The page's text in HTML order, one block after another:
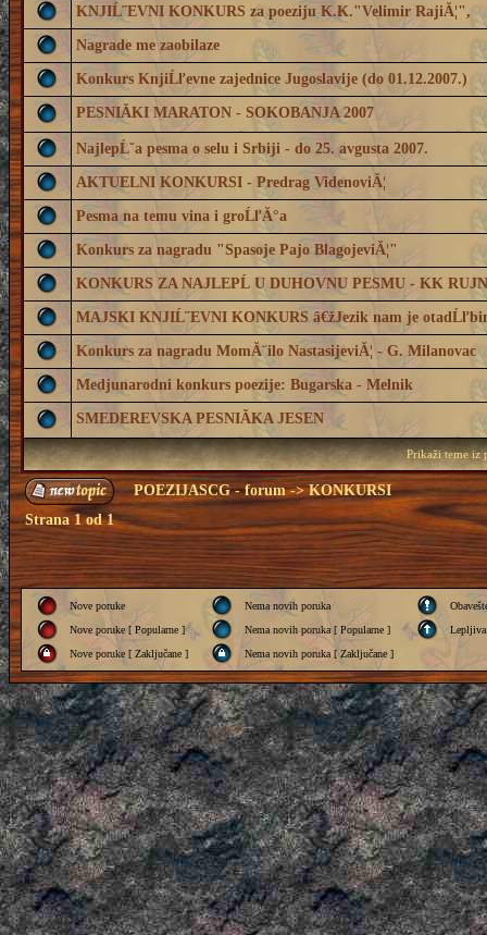
KNJIĹ˝EVNI KONKURS za poeziju K.K."Velimir RajiĂ¦",
Nagrade me zaobilaze
Konkurs KnjiĹľevne zajednice Jugoslavije (do 01.12.2007.)
PESNIĂKI MARATON - SOKOBANJA 2007
NajlepĹˇa pesma o selu i Srbiji - do 25. avgusta 2007.
AKTUELNI KONKURSI - Predrag VidenoviĂ¦
Pesma na temu vina i groĹľĂ°a
Konkurs za nagradu "Spasoje Pajo BlagojeviĂ¦"
KONKURS ZA NAJLEPĹ U DUHOVNU PESMU - KK
MAJSKI KNJIĹ˝EVNI KONKURS â€žJezik nam je
Konkurs za nagradu MomĂ¨ilo NastasijeviĂ¦ - G. Milanovac
Medjunarodni konkurs poezije: Bugarska - Melnik
SMEDEREVSKA PESNIĂKA JESEN
Prikaži teme iz
POEZIJASCG - forum->KONKURSI
Strana1od1
Nove poruke Nema novih poruka
Nove poruke [ Popularne ]
Nema novih poruka [ Popularne ]
Lepljiva
Nove poruke [ Zaključane ]
Nema novih poruka [ Zaključane ]